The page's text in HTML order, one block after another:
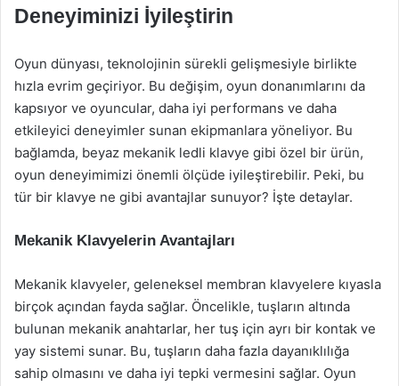
Deneyiminizi İyileştirin
Oyun dünyası, teknolojinin sürekli gelişmesiyle birlikte
hızla evrim geçiriyor. Bu değişim, oyun donanımlarını da
kapsıyor ve oyuncular, daha iyi performans ve daha
etkileyici deneyimler sunan ekipmanlara yöneliyor. Bu
bağlamda, beyaz mekanik ledli klavye gibi özel bir ürün,
oyun deneyimimizi önemli ölçüde iyileştirebilir. Peki, bu
tür bir klavye ne gibi avantajlar sunuyor? İşte detaylar.
Mekanik Klavyelerin Avantajları
Mekanik klavyeler, geleneksel membran klavyelere kıyasla
birçok açından fayda sağlar. Öncelikle, tuşların altında
bulunan mekanik anahtarlar, her tuş için ayrı bir kontak ve
yay sistemi sunar. Bu, tuşların daha fazla dayanıklılığa
sahip olmasını ve daha iyi tepki vermesini sağlar. Oyun